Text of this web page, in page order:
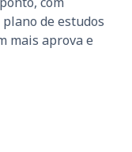
de estudos
mais aprova e